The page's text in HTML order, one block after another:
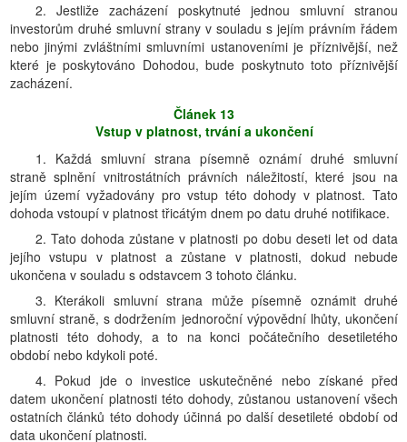
2. Jestliže zacházení poskytnuté jednou smluvní stranou
investorům druhé smluvní strany v souladu s jejím právním řádem
nebo jinými zvláštními smluvními ustanoveními je příznivější, než
které je poskytováno Dohodou, bude poskytnuto toto příznivější
zacházení.
Článek 13
Vstup v platnost, trvání a ukončení
1. Každá smluvní strana písemně oznámí druhé smluvní
straně splnění vnitrostátních právních náležitostí, které jsou na
jejím území vyžadovány pro vstup této dohody v platnost. Tato
dohoda vstoupí v platnost třicátým dnem po datu druhé notifikace.
2. Tato dohoda zůstane v platnosti po dobu deseti let od data
jejího vstupu v platnost a zůstane v platnosti, dokud nebude
ukončena v souladu s odstavcem 3 tohoto článku.
3. Kterákoli smluvní strana může písemně oznámit druhé
smluvní straně, s dodržením jednoroční výpovědní lhůty, ukončení
platnosti této dohody, a to na konci počátečního desetiletého
období nebo kdykoli poté.
4. Pokud jde o investice uskutečněné nebo získané před
datem ukončení platnosti této dohody, zůstanou ustanovení všech
ostatních článků této dohody účinná po další desetileté období od
data ukončení platnosti.